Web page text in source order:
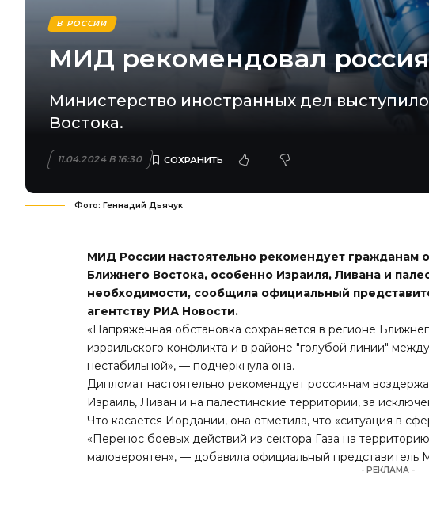
В РОССИИ
МИД рекомендовал
Министерство иностранных дел
Востока.
11.04.2024 В 16:30
Фото: Геннадий Дьячук
МИД России настоятельно рекомендует гражданам
Ближнего Востока, особенно Израиля, Ливана и
необходимости, сообщила официальный
агентству РИА Новости.
«Напряженная обстановка сохраняется в регионе
израильского конфликта и в районе "голубой линии"
нестабильной», — подчеркнула она.
Дипломат настоятельно рекомендует россиянам
Израиль, Ливан и на палестинские территории, за
Что касается Иордании, она отметила, что «ситуация в
«Перенос боевых действий из сектора Газа на
маловероятен», — добавила официальный представитель
- РЕКЛАМА -